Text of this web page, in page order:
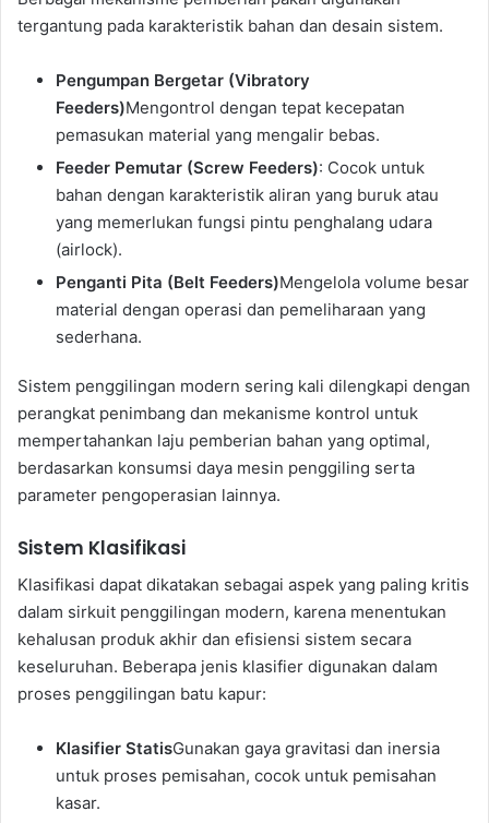
tergantung pada karakteristik bahan dan desain sistem.
Pengumpan Bergetar (Vibratory
Feeders)Mengontrol dengan tepat kecepatan
pemasukan material yang mengalir bebas.
Feeder Pemutar (Screw Feeders): Cocok untuk
bahan dengan karakteristik aliran yang buruk atau
yang memerlukan fungsi pintu penghalang udara
(airlock).
Penganti Pita (Belt Feeders)Mengelola volume besar
material dengan operasi dan pemeliharaan yang
sederhana.
Sistem penggilingan modern sering kali dilengkapi dengan
perangkat penimbang dan mekanisme kontrol untuk
mempertahankan laju pemberian bahan yang optimal,
berdasarkan konsumsi daya mesin penggiling serta
parameter pengoperasian lainnya.
Sistem Klasifikasi
Klasifikasi dapat dikatakan sebagai aspek yang paling kritis
dalam sirkuit penggilingan modern, karena menentukan
kehalusan produk akhir dan efisiensi sistem secara
keseluruhan. Beberapa jenis klasifier digunakan dalam
proses penggilingan batu kapur:
Klasifier StatisGunakan gaya gravitasi dan inersia
untuk proses pemisahan, cocok untuk pemisahan
kasar.